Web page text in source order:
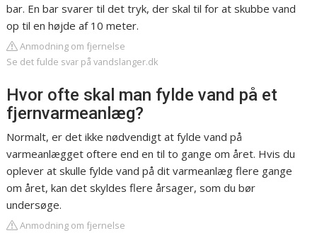
bar. En bar svarer til det tryk, der skal til for at skubbe vand
op til en højde af 10 meter.
Anmodning om fjernelse
Se det fulde svar på vandslanger.dk
Hvor ofte skal man fylde vand på et
fjernvarmeanlæg?
Normalt, er det ikke nødvendigt at fylde vand på
varmeanlægget oftere end en til to gange om året. Hvis du
oplever at skulle fylde vand på dit varmeanlæg flere gange
om året, kan det skyldes flere årsager, som du bør
undersøge.
Anmodning om fjernelse